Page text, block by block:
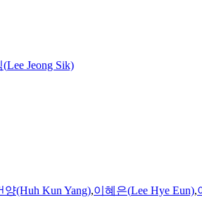
(Lee Jeong Sik)
양(Huh Kun Yang),이혜은(Lee Hye Eun),